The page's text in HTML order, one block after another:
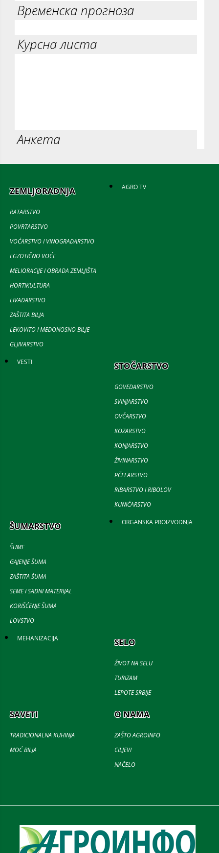
Временска прогноза
Курсна листа
Анкета
ZEMLJORADNJA
RATARSTVO
POVRTARSTVO
VOĆARSTVO I VINOGRADARSTVO
EGZOTIČNO VOĆE
MELIORACIJE I OBRADA ZEMLJIŠTA
HORTIKULTURA
LIVADARSTVO
ZAŠTITA BILJA
LEKOVITO I MEDONOSNO BILJE
GLJIVARSTVO
AGRO TV
VESTI STOČARSTVO
GOVEDARSTVO
SVINJARSTVO
OVČARSTVO
KOZARSTVO
KONJARSTVO
ŽIVINARSTVO
PČELARSTVO
RIBARSTVO I RIBOLOV
KUNIĆARSTVO
ŠUMARSTVO
ŠUME
GAJENJE ŠUMA
ZAŠTITA ŠUMA
SEME I SADNI MATERIJAL
KORIŠĆENJE ŠUMA
LOVSTVO
ORGANSKA PROIZVODNJA
MEHANIZACIJA SELO
ŽIVOT NA SELU
TURIZAM
LEPOTE SRBIJE
SAVETI
TRADICIONALNA KUHINJA
MOĆ BILJA
O NAMA
ZAŠTO AGROINFO
CILJEVI
NAČELO